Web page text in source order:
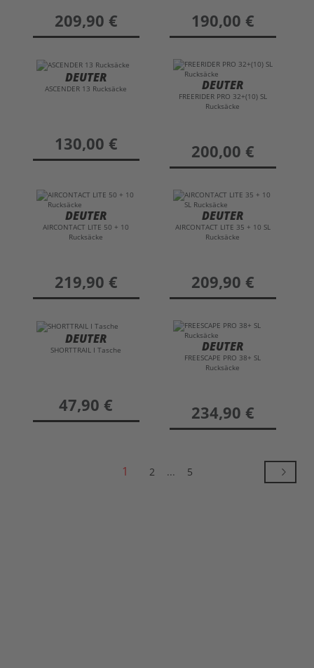
preis
209,90 € preis
190,00 €
DEUTER
ASCENDER 13 Rucksäcke
preis
130,00 €
DEUTER
FREERIDER PRO 32+(10) SL
Rucksäcke
preis
200,00 €
DEUTER
AIRCONTACT LITE 50 + 10
Rucksäcke
preis
219,90 €
DEUTER
AIRCONTACT LITE 35 + 10 SL
Rucksäcke
preis
209,90 €
DEUTER
SHORTTRAIL I Tasche
preis
47,90 €
DEUTER
FREESCAPE PRO 38+ SL
Rucksäcke
preis
234,90 €
1 2 ... 5